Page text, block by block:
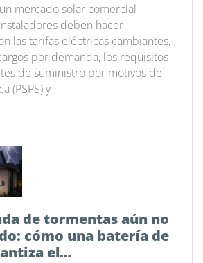
mercado solar comercial
deben hacer
las tarifas eléctricas cambiantes,
por demanda, los requisitos
de suministro por motivos de
(PSPS) y
de tormentas aún no
cómo una batería de
el